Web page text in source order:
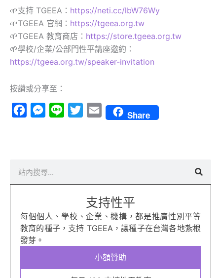
🌱支持 TGEEA： https://neti.cc/lbW76Wy
🌱TGEEA 官網： https://tgeea.org.tw
🌱TGEEA 教育商店： https://store.tgeea.org.tw
🌱學校/企業/公部門性平講座邀約：
https://tgeea.org.tw/speaker-invitation
按讚或分享至：
FacebookMessenger
Line TwitterEmail Share
支持性平
每個個人、學校、企業、機構，都是推廣性別平等
教育的種子，支持 TGEEA，讓種子在台灣各地紮根
發芽。
小額贊助